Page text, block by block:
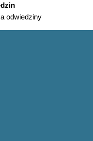
odwiedziny